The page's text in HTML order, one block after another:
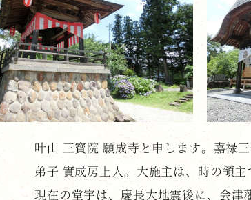
叶山 三寳院 願成寺と申します。嘉禄
弟子 實成房上人。大施主は、時の領
現在の堂宇は、慶長大地震後に、会